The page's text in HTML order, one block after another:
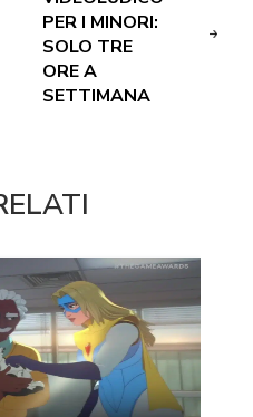
PER I MINORI:
SOLO TRE
ORE A
SETTIMANA